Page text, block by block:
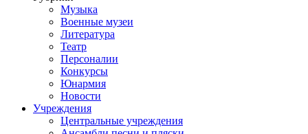
Музыка
Военные музеи
Литература
Театр
Персоналии
Конкурсы
Юнармия
Новости
Учреждения
Центральные учреждения